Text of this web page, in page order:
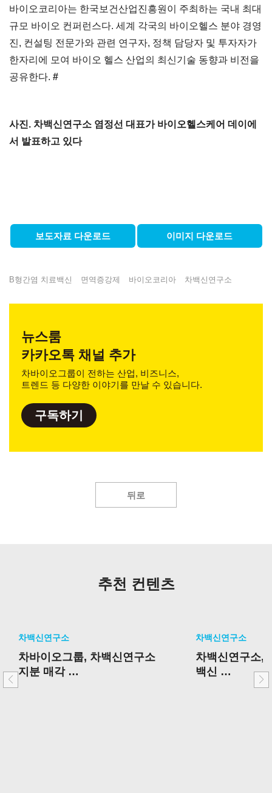
바이오코리아는 한국보건산업진흥원이 주최하는 국내 최대
규모 바이오 컨퍼런스다. 세계 각국의 바이오헬스 분야 경영
진, 컨설팅 전문가와 관련 연구자, 정책 담당자 및 투자자가
한자리에 모여 바이오 헬스 산업의 최신기술 동향과 비전을
공유한다. #
사진. 차백신연구소 염정선 대표가 바이오헬스케어 데이에
서 발표하고 있다
보도자료 다운로드 이미지 다운로드
B형간염 치료백신 면역증강제 바이오코리아 차백신연구소
뉴스룸
카카오톡 채널 추가
차바이오그룹이 전하는 산업, 비즈니스,
트렌드 등 다양한 이야기를 만날 수 있습니다.
구독하기
뒤로
추천 컨텐츠
차백신연구소
차바이오그룹, 차백신연구소
지분 매각
차백신연구소
차백신연구소,
백신
국내 임상 2상